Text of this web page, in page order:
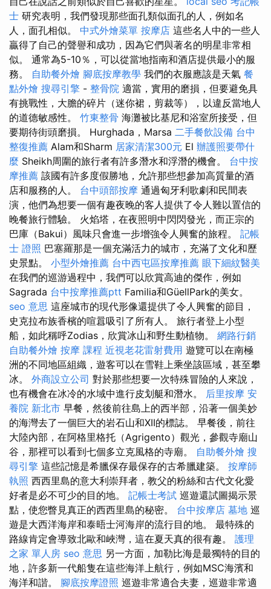
士 研究表明，我們發現那些面孔類似面孔的人，例如名
人，面孔相似。 中式外燴菜單 按摩店 這些名人中的一些人
贏得了自己的聲譽和成功，因為它們與著名的明星非常相
似。 通常為5-10％，可以從當地指南和酒店提供最小的服
務。 自助餐外燴 腳底按摩教學 我們的衣服應該是天氣 餐
點外燴 搜尋引擎 - 整骨院 適當，實用的磨損，但要避免具
有挑戰性，大膽的碎片（迷你裙，剪裁等），以違反當地人
的道德敏感性。 竹東整骨 海灘被比基尼和浴室所接受，但
要期待街頭磨損。 Hurghada，Marsa 二手餐飲設備 台中
整復推薦 Alam和Sharm 居家清潔300元 El 辦護照要帶什
麼 Sheikh周圍的旅行者有許多潛水和浮潛的機會。 台中按
摩推薦 該國有許多度假勝地，允許那些想參加高質量的酒
店和服務的人。 台中頭部按摩 通過匈牙利歌劇和民間表
演，他們為想要一個有趣夜晚的客人提供了令人難以置信的
晚餐旅行體驗。 火焰塔，在夜照明中閃閃發光，而正宗的
巴庫（Bakui）風味只會進一步增強令人興奮的旅程。 記帳
士 證照 巴塞羅那是一個充滿活力的城市，充滿了文化和歷
史景點。 小型外燴推薦 台中西屯區按摩推薦 眼下細紋醫美
在我們的巡游過程中，我們可以欣賞高迪的傑作，例如
Sagrada 台中按摩推薦ptt Familia和GüellPark的美女。
seo 意思 這座城市的現代形像還提供了令人興奮的節目，
史克拉布族香檳的喧囂吸引了所有人。 旅行者登上小型
船，如此稱呼Zodias，欣賞冰山和野生動植物。 網路行銷
自助餐外燴 按摩 課程 近視老花雷射費用 遊覽可以在南極
洲的不同地區組織，遊客可以在雪鞋上乘坐該區​​域，甚至攀
冰。 外商設立公司 對於那些想要一次特殊冒險的人來說，
也有機會在冰冷的水域中進行皮划艇和潛水。 后里按摩 安
養院 新北市 早餐，然後前往島上的西半部，沿著一個美妙
的海灣去了一個巨大的岩石山和XII的標誌。 早餐後，前往
大陸內部，在阿格里格托（Agrigento）觀光，參觀寺廟山
谷，那裡可以看到七個多立克風格的寺廟。 自助餐外燴 搜
尋引擎 這些記憶是希臘保存最保存的古希臘建築。 按摩師
執照 西西里島的意大利崇拜者，教父的粉絲和古代文化愛
好者是必不可少的目的地。 記帳士考試 巡遊還試圖揭示景
點，使您瞥見真正的西西里島的秘密。 台中按摩店 墓地 巡
遊是大西洋海岸和泰晤士河海岸的流行目的地。 最特殊的
路線肯定會導致北歐和峽灣，這在夏天真的很有趣。 護理
之家 單人房 seo 意思 另一方面，加勒比海是最獨特的目的
地，許多新一代船隻在這些海洋上航行，例如MSC海濱和
海洋和諧。 腳底按摩證照 巡遊非常適合夫妻，巡遊非常適